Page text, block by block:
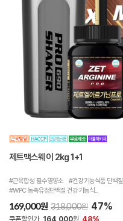
제트맥스웨이 2kg 1+1
#근육합성 필수영양소 #건강기능식품 단백질
#WPC 농축유청단백질 건강기능식...
169,000원 318,000원 47%
쿠폰할인가 164,000원 48%